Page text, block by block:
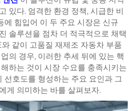
있다. 엄격한 환경 정책, 시급한 비
에 힘입어 이 두 주요 시장은 신규
솔루션을 점차 더 적극적으로 채택
같이 고품질 재제조 자동차 부품
의 경우, 이러한 추세 뒤에 있는 핵
하는 것이 시장 수요를 충족시키는
선호도를 형성하는 주요 요인과 그
게 의미하는 바를 살펴보자.